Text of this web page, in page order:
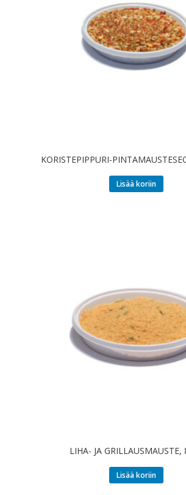
KORISTEPIPPURI-
Lisää koriin
LIHA- JA GRILLAUSMAUSTE,
Lisää koriin